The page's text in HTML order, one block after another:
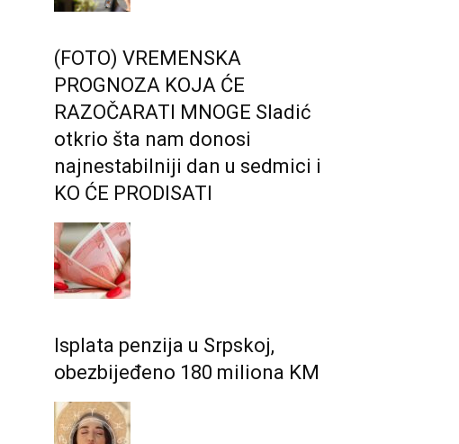
(FOTO) VREMENSKA
PROGNOZA KOJA ĆE
RAZOČARATI MNOGE Sladić
otkrio šta nam donosi
najnestabilniji dan u sedmici i
KO ĆE PRODISATI
Isplata penzija u Srpskoj,
obezbijeđeno 180 miliona KM